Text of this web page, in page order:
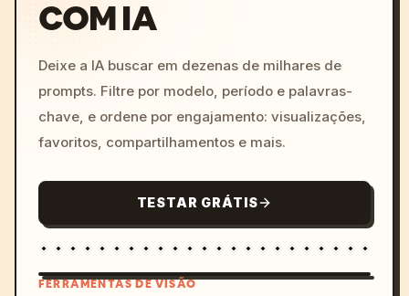
COM IA
Deixe a IA buscar em dezenas de milhares de
prompts. Filtre por modelo, período e palavras-
chave, e ordene por engajamento: visualizações,
favoritos, compartilhamentos e mais.
TESTAR GRÁTIS
FERRAMENTAS DE VISÃO